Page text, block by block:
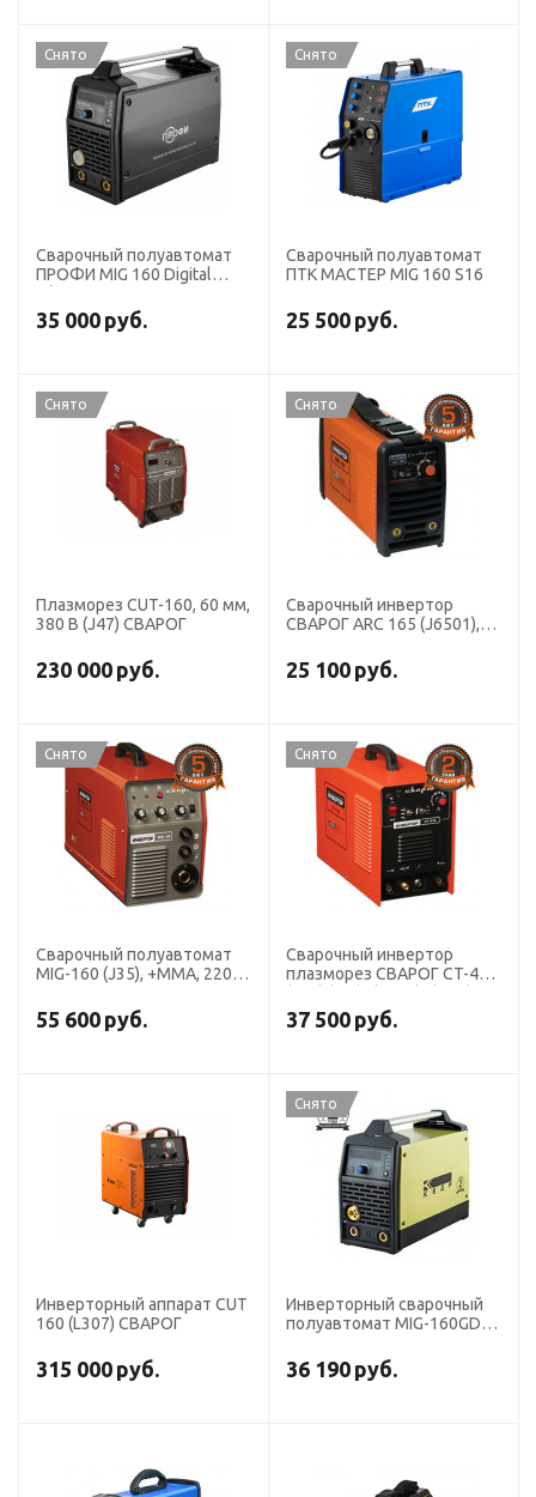
Снято
Сварочный полуавтомат
ПРОФИ MIG 160 Digital
35 000 руб.
Снято
Сварочный полуавтомат
ПТК MACTEP MIG 160 S16
25 500 руб.
Снято
Плазморез CUT-160, 60 мм,
380 В (J47) СВАРОГ
230 000 руб.
Снято
Сварочный инвертор
СВАРОГ ARC 165 (J6501),
25 100 руб.
Снято
Сварочный полуавтомат
MIG-160 (J35), +ММА, 220В
55 600 руб.
Снято
Сварочный инвертор
плазморез СВАРОГ CT-416
220 В
37 500 руб.
Инверторный аппарат CUT
160 (L307) СВАРОГ
315 000 руб.
Снято
Инверторный сварочный
полуавтомат MIG-160GDM,
36 190 руб.